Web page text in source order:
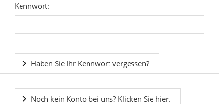
Kennwort:
Haben Sie Ihr Kennwort vergessen?
Noch kein Konto bei uns? Klicken Sie hier.